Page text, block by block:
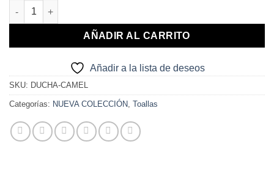
TOALLA DUCHA CAMEL cantidad
AÑADIR AL CARRITO
Añadir a la lista de deseos
SKU: DUCHA-CAMEL
Categorías: NUEVA COLECCIÓN, Toallas